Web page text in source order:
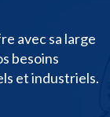
avec sa large
besoins
et industriels.